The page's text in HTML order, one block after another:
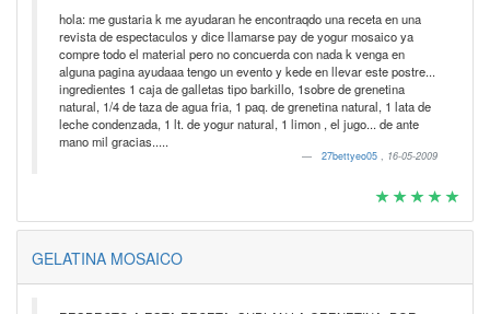
hola: me gustaria k me ayudaran he encontraqdo una receta en una
revista de espectaculos y dice llamarse pay de yogur mosaico ya
compre todo el material pero no concuerda con nada k venga en
alguna pagina ayudaaa tengo un evento y kede en llevar este postre...
ingredientes 1 caja de galletas tipo barkillo, 1sobre de grenetina
natural, 1/4 de taza de agua fria, 1 paq. de grenetina natural, 1 lata de
leche condenzada, 1 lt. de yogur natural, 1 limon , el jugo... de ante
mano mil gracias.....
27bettyeo05 , 16-05-2009
GELATINA MOSAICO